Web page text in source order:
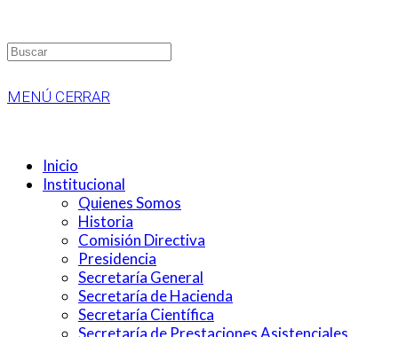
MENÚ CERRAR
Inicio
Institucional
Quienes Somos
Historia
Comisión Directiva
Presidencia
Secretaría General
Secretaría de Hacienda
Secretaría Científica
Secretaría de Prestaciones Asistenciales